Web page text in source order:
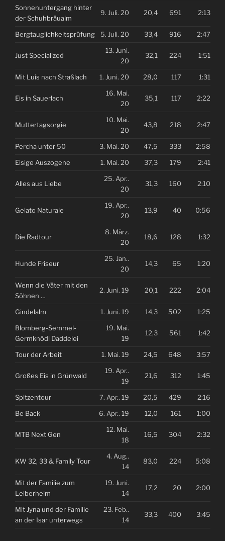
Sonnenuntergang hinter
der Schuhbräualm
9. Juli. 20 20,4 691 2:13
Bergtauglichkeitsprüfung 5. Juli. 20 33,4 916 2:47
Just Specialized
13. Juni.
20
32,1 224 1:51
Mit Luis nach Straßlach 1. Juni. 20 28,0 117 1:31
Eis in Sauerlach
16. Mai.
20
35,1 117 2:22
Muttertagsorgie
10. Mai.
20
43,8 218 2:47
Percha unter 50 3. Mai. 20 47,5 333
2:58
Eisige Auszogene
1. Mai. 20 37,3 179 2:41
Alles aus Liebe
25. Apr..
20
31,3 160 2:10
Gelato Naturale
19. Apr..
20
13,9 40 0:56
Die Radtour
8. März.
20
18,6 128 1:32
Hunde Friseur
25. Jan..
20
14,3 65 1:20
Wenn die Väter mit den
Söhnen …
2. Juni. 19 20,1 222 2:04
Gindelalm 1. Juni. 19 14,3 502
1:25
Blomberg-Semmel-
Germknödl Daddelei
19. Mai.
19
12,3 561 1:42
Tour der Arbeit 1. Mai. 19 24,5 648 3:57
Großes Eis in Grünwald
19. Apr..
19
21,6 312 1:45
Spitzentour 7. Apr.. 19 20,5 429
2:16
Be Back
6. Apr.. 19 12,0 161 1:00
MTB Next Gen
12. Mai.
18
16,5 304 2:32
KW 32, 33 & Family Tour
4. Aug..
14
83,0 224 5:08
Mit der Familie zum
Leiberheim
19. Juni.
14
17,2 20 2:00
Mit Jyna und der Familie
an der Isar unterwegs
23. Feb..
14
33,3 400 3:45